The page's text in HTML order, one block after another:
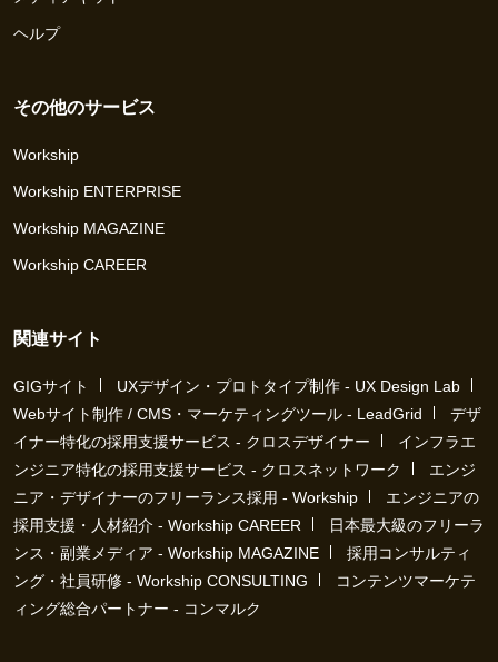
ヘルプ
その他のサービス
Workship
Workship ENTERPRISE
Workship MAGAZINE
Workship CAREER
関連サイト
GIGサイト
UXデザイン・プロトタイプ制作 - UX Design Lab
Webサイト制作 / CMS・マーケティングツール - LeadGrid
デザ
イナー特化の採用支援サービス - クロスデザイナー
インフラエ
ンジニア特化の採用支援サービス - クロスネットワーク
エンジ
ニア・デザイナーのフリーランス採用 - Workship
エンジニアの
採用支援・人材紹介 - Workship CAREER
日本最大級のフリーラ
ンス・副業メディア - Workship MAGAZINE
採用コンサルティ
ング・社員研修 - Workship CONSULTING
コンテンツマーケテ
ィング総合パートナー - コンマルク